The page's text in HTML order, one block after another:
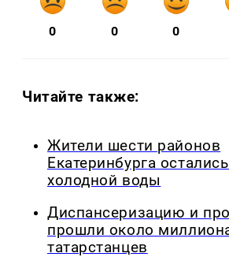
0 0 0
Читайте также:
Жители шести районов
Екатеринбурга
холодной воды
Диспансеризацию и
прошли около
татарстанцев